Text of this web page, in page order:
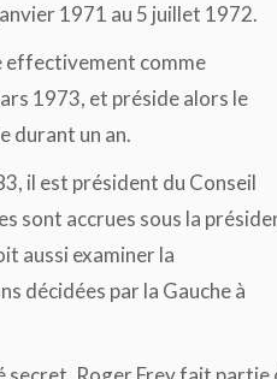
1971 au 5 juillet 1972.
effectivement comme
1973, et préside alors le
durant un an.
il est président du Conseil
sont accrues sous la
aussi examiner la
décidées par la Gauche à